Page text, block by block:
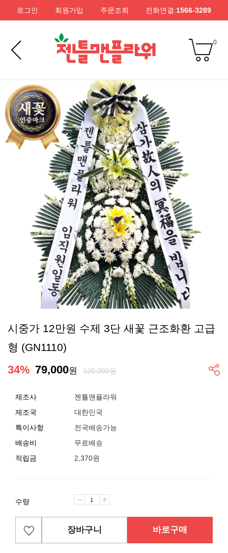
로그인 회원가입 주문조회 전화연결:1566-3289
0
시중가 12만원 수제 3단 새꽃 근조화환 고급
형 (GN1110)
34% 79,000원 120,000원
제조사
젠틀맨플라워
제조국
대한민국
특이사항
전국배송가능
배송비
무료배송
적립금
2,370원
수량
장바구니 바로구매